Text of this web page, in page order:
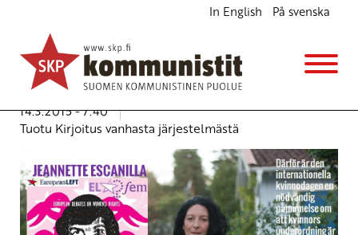
In English På svenska
Den internationella kvinnodagen är och ska vara
en kampdag för alla kvinnors mänskliga
rättigheter
Svenska
14.3.2015 - 7:40
Tuotu Kirjoitus vanhasta järjestelmästä